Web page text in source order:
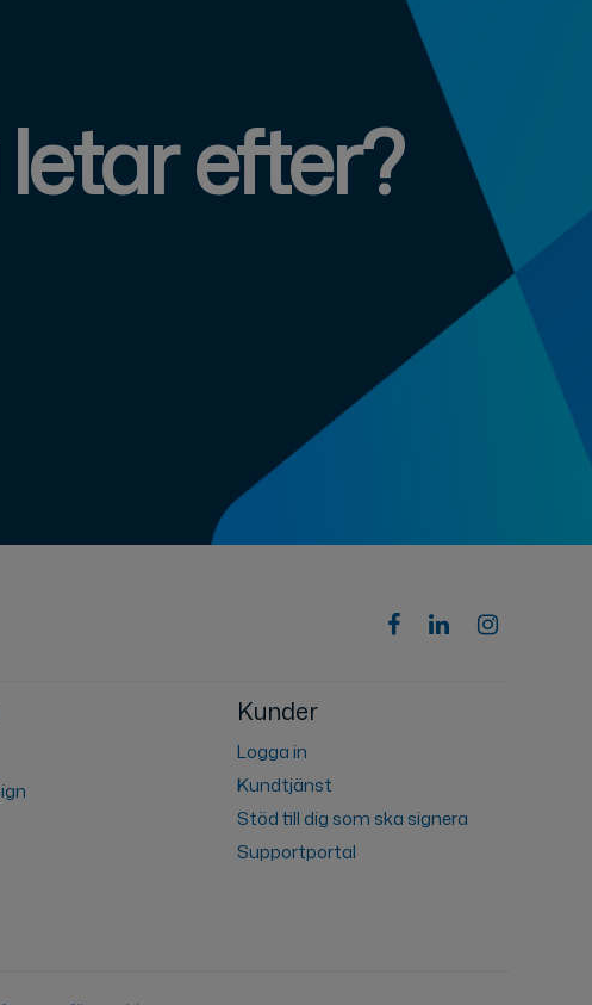
efter?
Kunder
Logga in
Kundtjänst
Stöd till dig som ska signera
Supportportal